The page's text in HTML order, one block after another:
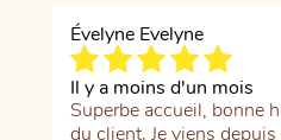
Évelyne Evelyne
Il y a moins d'un mois
Superbe accueil, bonne
du client. Je viens